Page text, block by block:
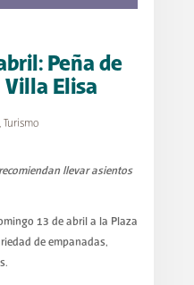
Peña de
Villa Elisa
, Turismo
llevar asientos
13 de abril a la Plaza
de empanadas,